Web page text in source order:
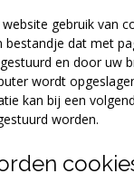
gebruik van
dat met
en door uw
wordt
kan bij een
worden.